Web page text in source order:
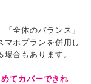
全体のバランス」
マホプランを併用し
合もあります。
てカバーできれ